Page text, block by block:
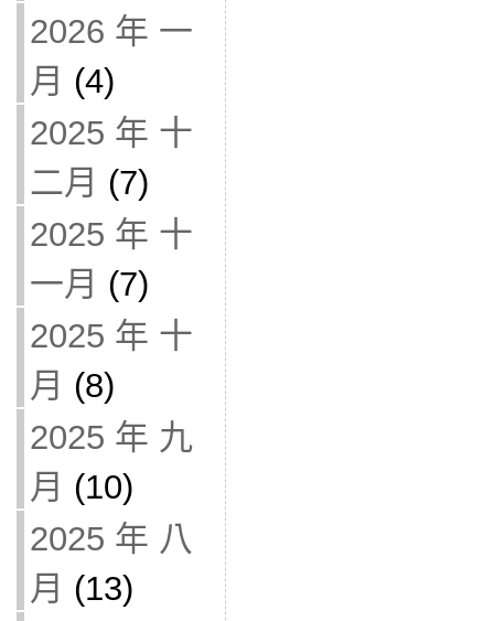
2026 年 一
月 (4)
2025 年 十
二月 (7)
2025 年 十
一月 (7)
2025 年 十
月 (8)
2025 年 九
月 (10)
2025 年 八
月 (13)